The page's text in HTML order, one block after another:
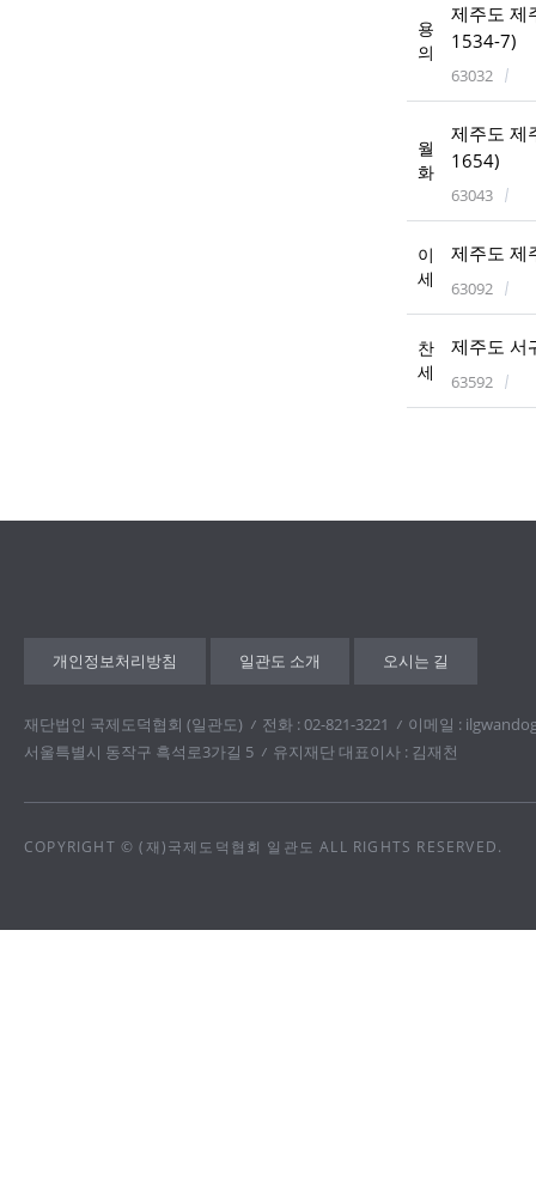
용
의
제주도 제
1534-7)
63032
월
화
제주도 제
1654)
63043
이
세
제주도 제
63092
찬
세
제주도 서
63592
개인정보처리방침 일관도 소개 오시는 길
재단법인 국제도덕협회 (일관도) 전화 : 02-821-3221
이메일 :
서울특별시 동작구 흑석로3가길 5
유지재단 대표이사 : 김재천
COPYRIGHT © (재)국제도덕협회 일관도 ALL RIGHTS RESERVED.